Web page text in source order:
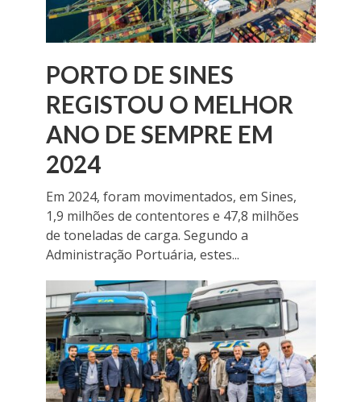
PORTO DE SINES
REGISTOU O MELHOR
ANO DE SEMPRE EM
2024
Em 2024, foram movimentados, em Sines,
1,9 milhões de contentores e 47,8 milhões
de toneladas de carga. Segundo a
Administração Portuária, estes...